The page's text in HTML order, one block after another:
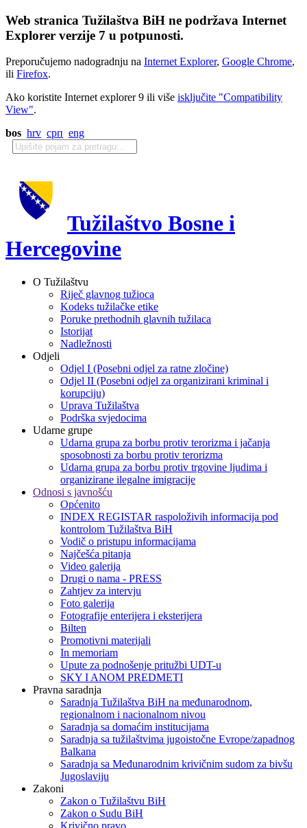
Web stranica Tužilaštva BiH ne podržava Internet
Explorer verzije 7 u potpunosti.
Preporučujemo nadogradnju na Internet Explorer, Google Chrome,
ili Firefox.
Ako koristite Internet explorer 9 ili više isključite "Compatibility
View".
bos hrv срп eng
Tužilaštvo Bosne i
Hercegovine
O Tužilaštvu
Riječ glavnog tužioca
Kodeks tužilačke etike
Poruke prethodnih glavnih tužilaca
Istorijat
Nadležnosti
Odjeli
Odjel I (Posebni odjel za ratne zločine)
Odjel II (Posebni odjel za organizirani kriminal i
korupciju)
Uprava Tužilaštva
Podrška svjedocima
Udarne grupe
Udarna grupa za borbu protiv terorizma i jačanja
sposobnosti za borbu protiv terorizma
Udarna grupa za borbu protiv trgovine ljudima i
organizirane ilegalne imigracije
Odnosi s javnošću
Općenito
INDEX REGISTAR raspoloživih informacija pod
kontrolom Tužilaštva BiH
Vodič o pristupu informacijama
Najčešća pitanja
Video galerija
Drugi o nama - PRESS
Zahtjev za intervju
Foto galerija
Fotografije enterijera i eksterijera
Bilten
Promotivni materijali
In memoriam
Upute za podnošenje pritužbi UDT-u
SKY I ANOM PREDMETI
Pravna saradnja
Saradnja Tužilaštva BiH na međunarodnom,
regionalnom i nacionalnom nivou
Saradnja sa domaćim institucijama
Saradnja sa tužilaštvima jugoistočne Evrope/zapadnog
Balkana
Saradnja sa Međunarodnim krivičnim sudom za bivšu
Jugoslaviju
Zakoni
Zakon o Тužilaštvu BiH
Zakon o Sudu BiH